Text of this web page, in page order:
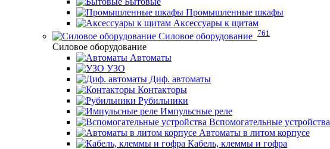
Промышленные шкафы
Аксессуары к щитам
Силовое оборудование 761
Силовое оборудование
Автоматы
УЗО
Диф. автоматы
Контакторы
Рубильники
Импульсные реле
Вспомогательные устройства
Автоматы в литом корпусе
Кабель, клеммы и гофра